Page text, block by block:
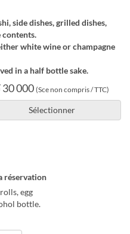
side dishes, grilled dishes,
contents.
white wine or champagne
in a half bottle sake.
30 000 (Sce non compris / TTC)
Sélectionner
réservation
egg
bottle.